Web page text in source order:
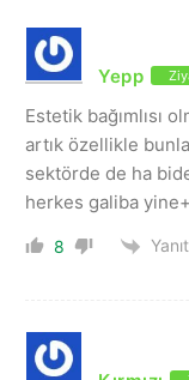
Yepp
Estetik bağımlısı
artık özellikle
sektörde de ha
herkes galiba
8